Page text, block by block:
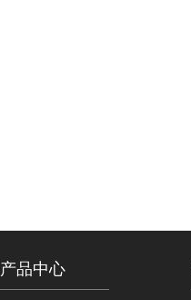
产品中心